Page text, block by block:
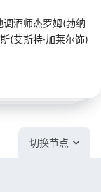
酒师杰罗姆(勃纳
(艾斯特·加莱尔饰)
切换节点